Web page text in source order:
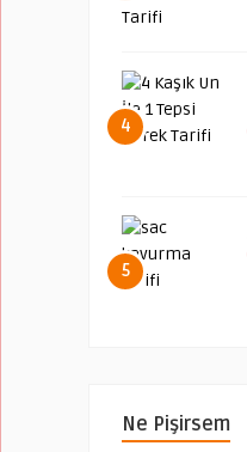
4
5
Ne Pişirsem